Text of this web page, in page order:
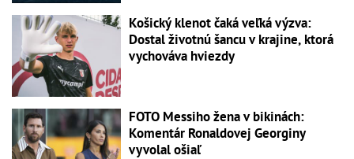
Košický klenot čaká veľká výzva:
Dostal životnú šancu v krajine, ktorá
vychováva hviezdy
FOTO Messiho žena v bikinách:
Komentár Ronaldovej Georginy
vyvolal ošiaľ